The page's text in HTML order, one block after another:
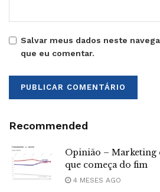
Salvar meus dados neste
que eu comentar.
Recommended
Opinião – Marketing
que começa do fim
4 MESES AGO